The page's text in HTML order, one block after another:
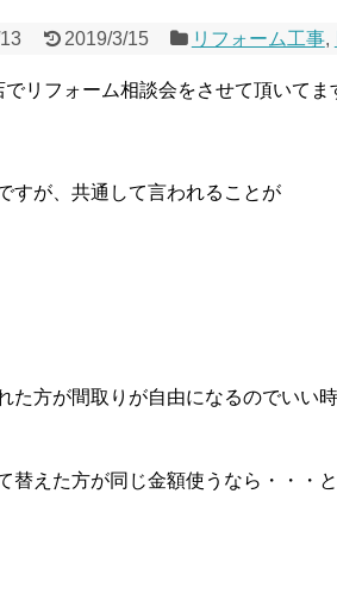
2019/3/15 リフォーム工事,
リフォーム相談会をさせて頂いてま
すが、共通して言われることが
た方が間取りが自由になるのでいい
替えた方が同じ金額使うなら・・・